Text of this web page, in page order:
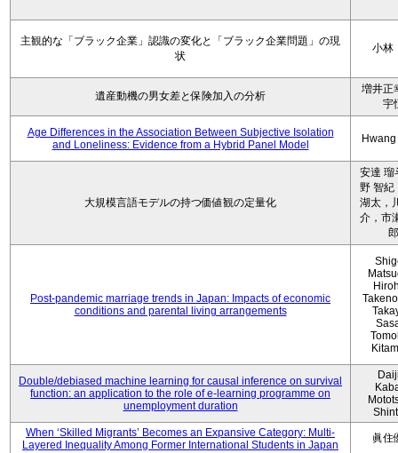
主観的な「ブラック企業」認識の変化と「ブラック企業問題」の現
状
小
遺産動機の男女差と保険加入の分析
増井正
宇
Age Differences in the Association Between Subjective Isolation
and Loneliness: Evidence from a Hybrid Panel Model
大規模言語モデルの持つ価値観の定量化
安達 瑠
野 智紀
湖太，
介，市
郎
Post-pandemic marriage trends in Japan: Impacts of economic
conditions and parental living arrangements
Double/debiased machine learning for causal inference on survival
function: an application to the role of e-learning programme on
unemployment duration
When ‘Skilled Migrants’ Becomes an Expansive Category: Multi-
Layered Inequality Among Former International Students in Japan
眞住